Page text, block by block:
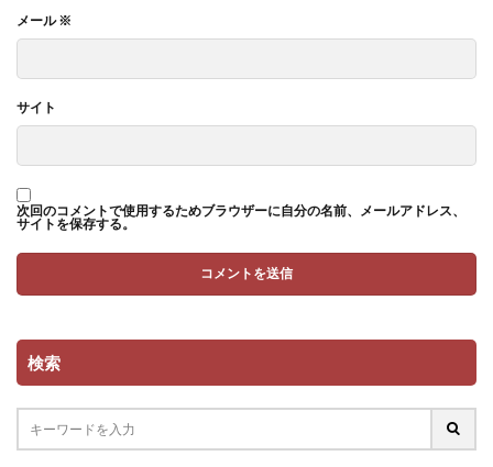
メール※
サイト
次回のコメントで使用するためブラウザーに自分の名前、メールアドレス、
サイトを保存する。
検索